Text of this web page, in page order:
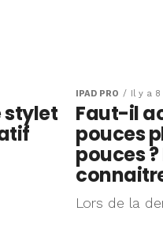
stylet
IPAD PRO Il y a 8
Faut-il
pouces
pouces
Lors de la